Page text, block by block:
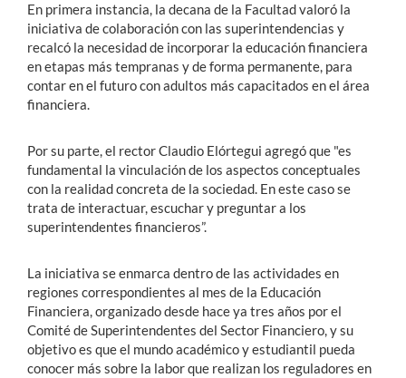
En primera instancia, la decana de la Facultad valoró la
iniciativa de colaboración con las superintendencias y
recalcó la necesidad de incorporar la educación financiera
en etapas más tempranas y de forma permanente, para
contar en el futuro con adultos más capacitados en el área
financiera.
Por su parte, el rector Claudio Elórtegui agregó que "es
fundamental la vinculación de los aspectos conceptuales
con la realidad concreta de la sociedad. En este caso se
trata de interactuar, escuchar y preguntar a los
superintendentes financieros”.
La iniciativa se enmarca dentro de las actividades en
regiones correspondientes al mes de la Educación
Financiera, organizado desde hace ya tres años por el
Comité de Superintendentes del Sector Financiero, y su
objetivo es que el mundo académico y estudiantil pueda
conocer más sobre la labor que realizan los reguladores en